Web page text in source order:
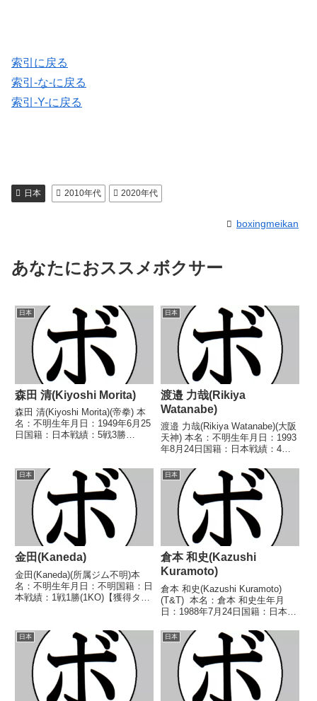
索引に戻る
索引-な-に戻る
索引-Y-に戻る
日本 2010年代 2020年代
boxingmeikan
あなたにおススメボクサー
日本
森田 清(Kiyoshi Morita)
森田 清(Kiyoshi Morita)(帝拳) 本
名：不明生年月日：1949年6月25
日国籍：日本戦績：5戦3勝
○1RKO 山下 広幸(不
二)1969/08/28 ●3R...
日本
渡邉 力哉(Rikiya
Watanabe)
渡邉 力哉(Rikiya Watanabe)(大阪
天神) 本名：不明生年月日：1993
年8月24日国籍：日本戦績：4戦3
し 【戦歴】2018/12/09 △4R判
定 0-1(38-38、37-38、38-38)
日本
金田(Kaneda)
金田(Kaneda)(所属ジム不明)本
名：不明生年月日：不明国籍：日
本戦績：1戦1勝(1KO)【獲得タイ
足情報】・戦績は判明済みのもの
のみ記載。・BoxRecでは選...
日本
倉本 和史(Kazushi
Kuramoto)
倉本 和史(Kazushi Kuramoto)
(T&T) 本名：倉本 和史生年月
日：1988年7月24日国籍：日本戦
トル】なし 【戦歴】
2015/07/30 ●4R判定 1-2(37-
39、38-...
日本 日本